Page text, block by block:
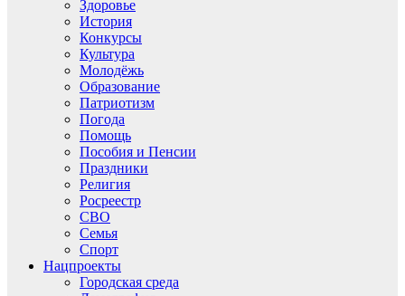
Здоровье
История
Конкурсы
Культура
Молодёжь
Образование
Патриотизм
Погода
Помощь
Пособия и Пенсии
Праздники
Религия
Росреестр
СВО
Семья
Спорт
Нацпроекты
Городская среда